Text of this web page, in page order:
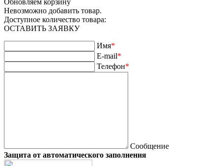
Невозможно добавить товар.
Доступное количество товара:
ОСТАВИТЬ ЗАЯВКУ
Имя*
E-mail*
Телефон*
Сообщение
Защита от автоматического заполнения